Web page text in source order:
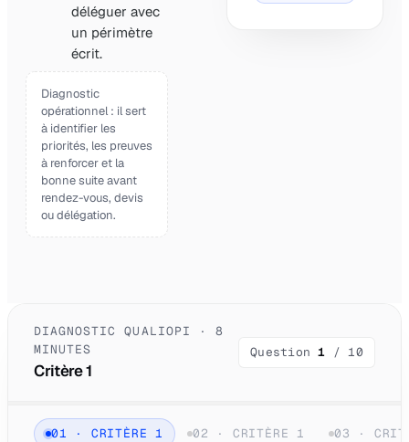
déléguer avec
un périmètre
écrit.
Diagnostic
opérationnel : il sert
à identifier les
priorités, les preuves
à renforcer et la
bonne suite avant
rendez-vous, devis
ou délégation.
DIAGNOSTIC QUALIOPI · 8
MINUTES
Critère 1
Question1 /10
01 · CRITÈRE 1 02 · CRITÈRE 1 03 ·